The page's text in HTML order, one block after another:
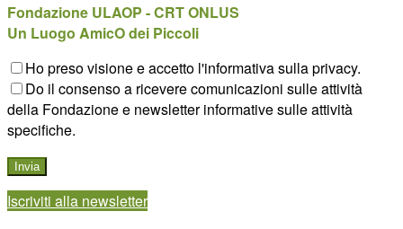
Fondazione ULAOP - CRT ONLUS
Un Luogo AmicO dei Piccoli
Ho preso visione e accetto l'informativa sulla privacy.
Do il consenso a ricevere comunicazioni sulle attività
della Fondazione e newsletter informative sulle attività
specifiche.
Iscriviti alla newsletter